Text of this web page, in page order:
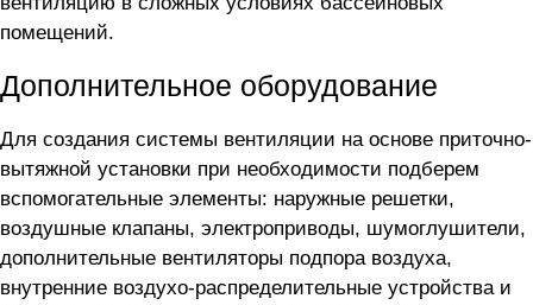
помещений.
Дополнительное оборудование
Для создания системы вентиляции на основе приточно-
вытяжной установки при необходимости подберем
вспомогательные элементы: наружные решетки,
воздушные клапаны, электроприводы, шумоглушители,
дополнительные вентиляторы подпора воздуха,
внутренние воздухо-распределительные устройства и